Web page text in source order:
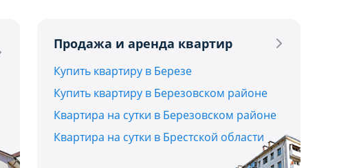
Продажа и аренда квартир
Купить квартиру в Березе
Купить квартиру в Березовском районе
Квартира на сутки в Березовском районе
Квартира на сутки в Брестской области